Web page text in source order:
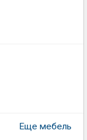
Еще мебель